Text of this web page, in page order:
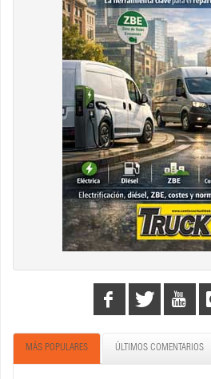
MÁS POPULARES ÚLTIMOS COMENTARIOS